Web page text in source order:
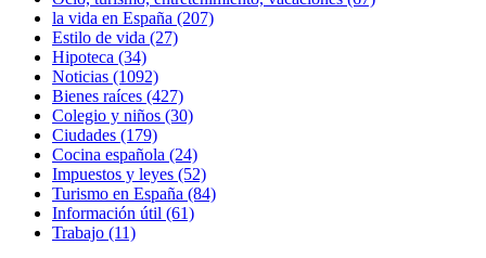
la vida en España (207)
Estilo de vida (27)
Hipoteca (34)
Noticias (1092)
Bienes raíces (427)
Colegio y niños (30)
Ciudades (179)
Cocina española (24)
Impuestos y leyes (52)
Turismo en España (84)
Información útil (61)
Trabajo (11)